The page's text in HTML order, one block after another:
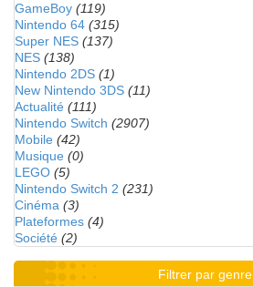
GameBoy (119)
Nintendo 64 (315)
Super NES (137)
NES (138)
Nintendo 2DS (1)
New Nintendo 3DS (11)
Actualité (111)
Nintendo Switch (2907)
Mobile (42)
Musique (0)
LEGO (5)
Nintendo Switch 2 (231)
Cinéma (3)
Plateformes (4)
Société (2)
Filtrer par genre